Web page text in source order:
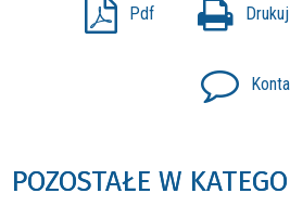
Pdf Drukuj
POZOSTAŁE W